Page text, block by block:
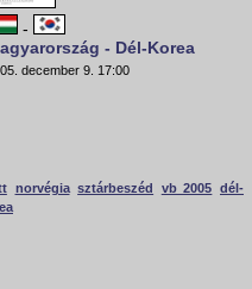
-
- Dél-Korea
december 9. 17:00
norvégia sztárbeszéd vb 2005 dél-